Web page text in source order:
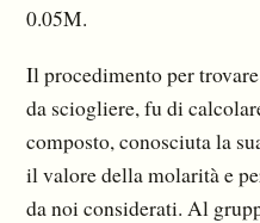
0.05M.
Il procedimento per
da sciogliere, fu di
composto, conosciuta la
il valore della molarità e
da noi considerati. Al